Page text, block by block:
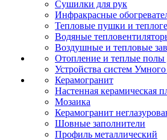
Сушилки для рук
Инфракрасные
Тепловые пушки и
Водяные
Воздушные и тепловые
Отопление и теплые полы
Устройства систем
Керамогранит
Настенная керамическая
Мозаика
Керамогранит
Шовные заполнители
Профиль металлический